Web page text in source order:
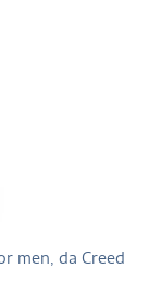
men, da Creed